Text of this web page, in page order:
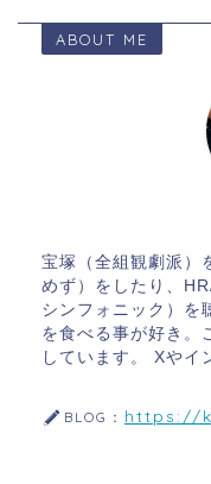
ABOUT ME
宝塚（全組観劇派）
めず）をしたり、
シンフォニック）を
を食べる事が好き。
しています。 Xやイ
BLOG： https://